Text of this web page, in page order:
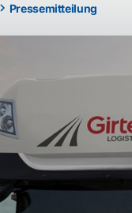
Pressemitteilung